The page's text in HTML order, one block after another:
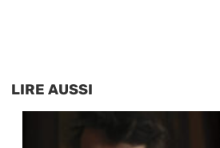
LIRE AUSSI